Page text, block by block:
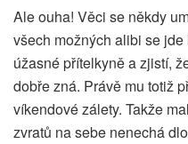
Ale ouha! Věci se někdy
všech možných alibi se
úžasné přítelkyně a zjistí,
dobře zná. Právě mu totiž
víkendové zálety. Takže
zvratů na sebe nenechá